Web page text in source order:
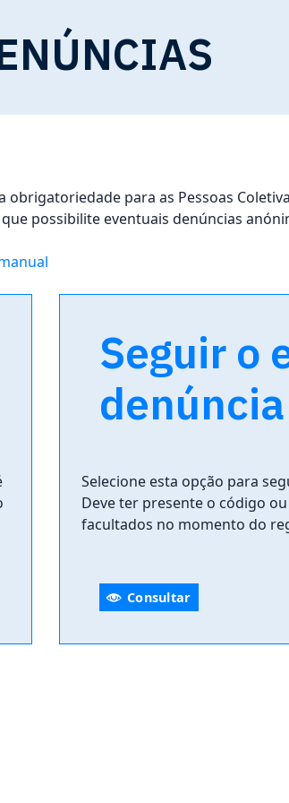
para as Pessoas
possibilite eventuais denúncias
Seguir o
denúncia
Selecione esta opção para
Deve ter presente o código
facultados no momento do
Consultar